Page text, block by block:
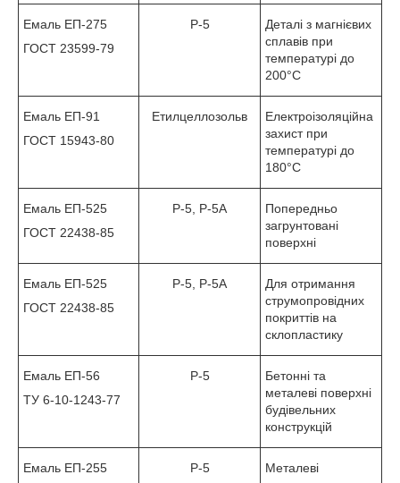
Емаль ЕП-275
ГОСТ 23599-79
Р-5
Деталі з магнієвих
сплавів при
температурі до
200°С
Емаль ЕП-91
ГОСТ 15943-80
Етилцеллозольв
Електроізоляційна
захист при
температурі до
180°С
Емаль ЕП-525
ГОСТ 22438-85
Р-5, Р-5А
Попередньо
загрунтовані
поверхні
Емаль ЕП-525
ГОСТ 22438-85
Р-5, Р-5А
Для отримання
струмопровідних
покриттів на
склопластику
Емаль ЕП-56
ТУ 6-10-1243-77
Р-5
Бетонні та
металеві поверхні
будівельних
конструкцій
Емаль ЕП-255
Р-5
Металеві